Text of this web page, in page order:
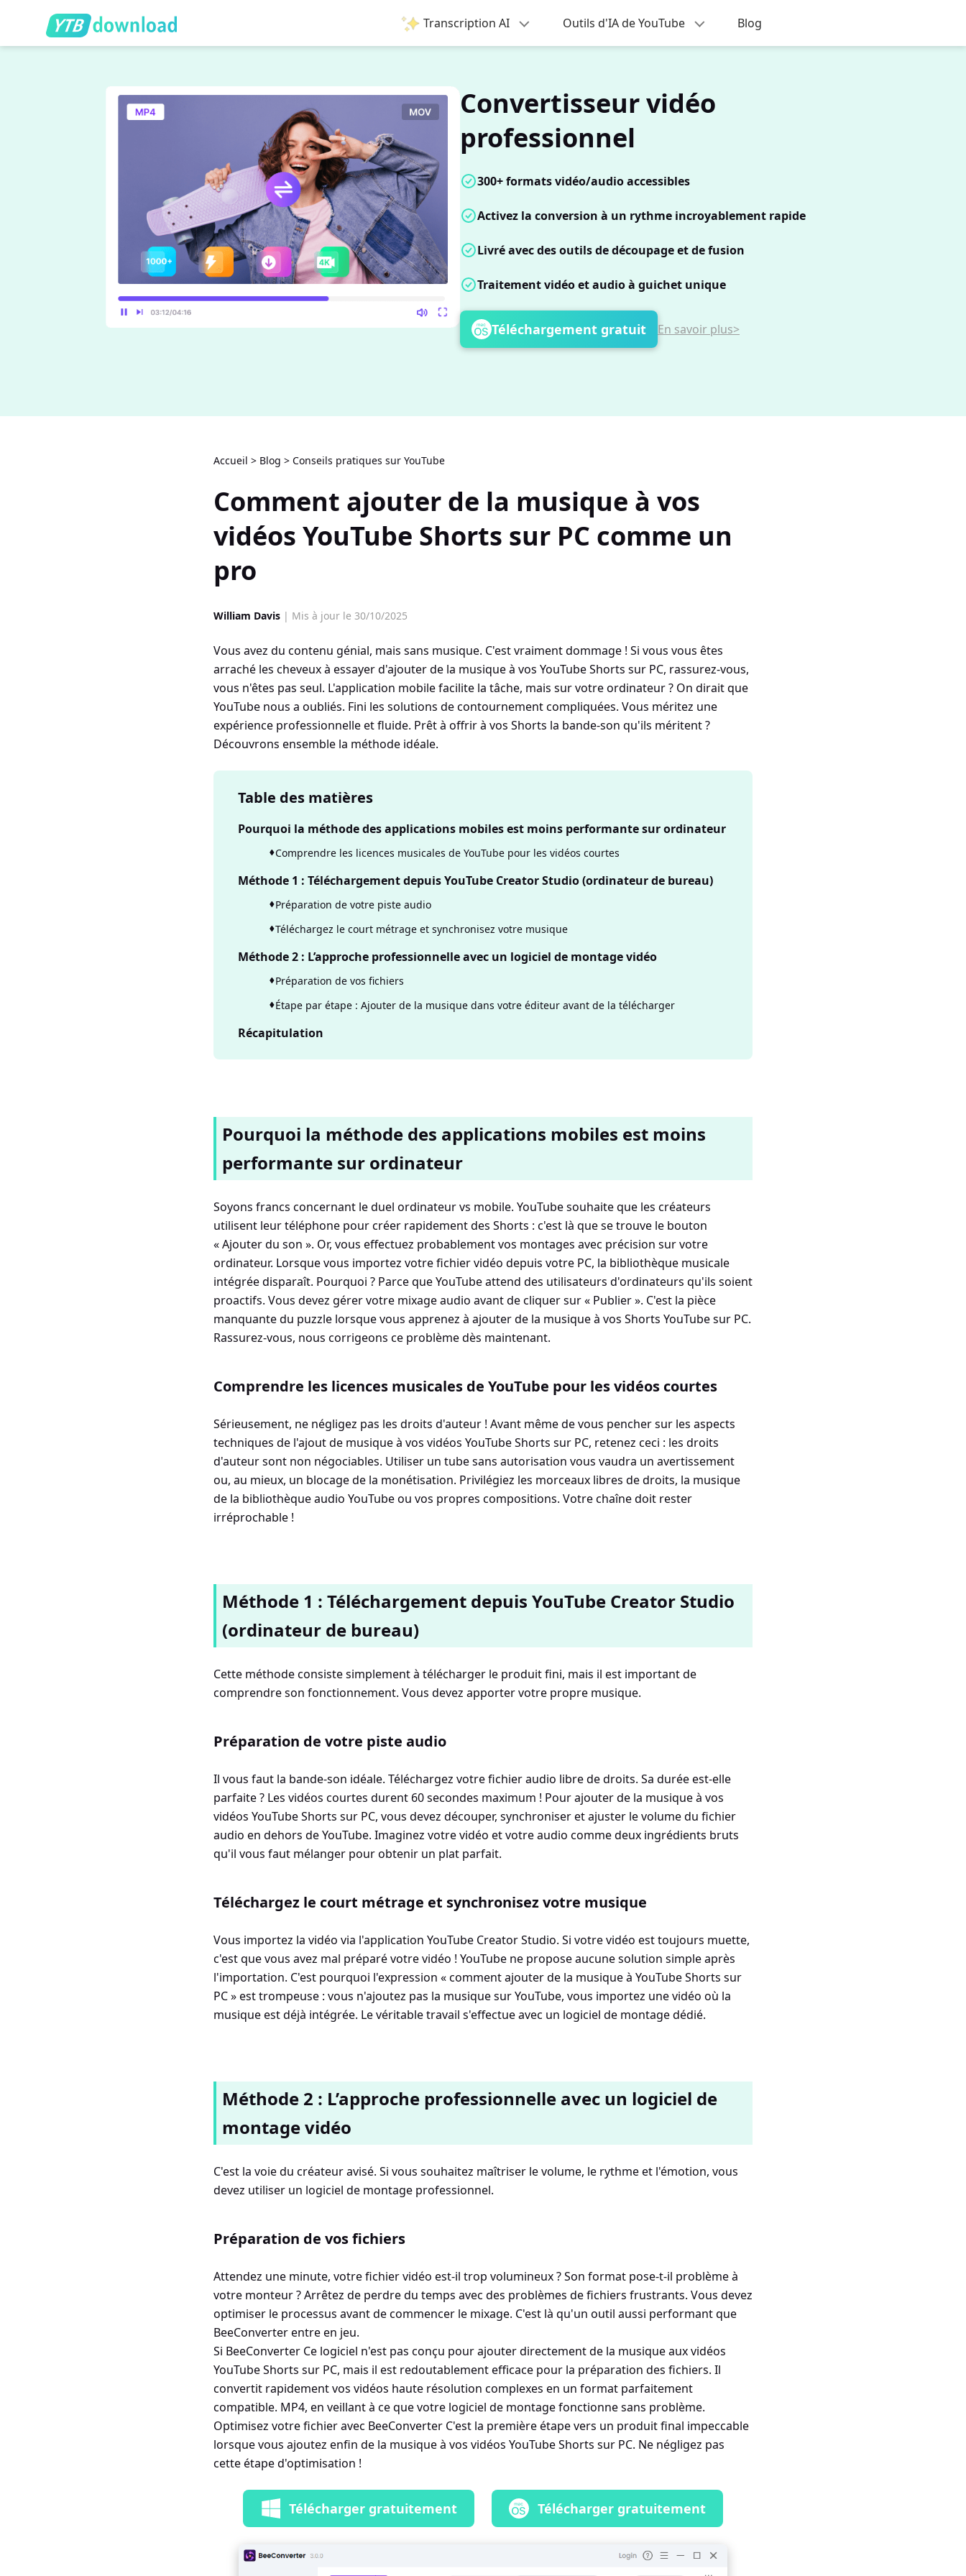
Transcription AI Outils d'IA de YouTube Blog
Convertisseur vidéo
professionnel
300+ formats vidéo/audio accessibles
Activez la conversion à un rythme incroyablement rapide
Livré avec des outils de découpage et de fusion
Traitement vidéo et audio à guichet unique
Téléchargement gratuit En savoir plus>
Accueil > Blog > Conseils pratiques sur YouTube
Comment ajouter de la musique à vos
vidéos YouTube Shorts sur PC comme un
pro
William Davis | Mis à jour le 30/10/2025
Vous avez du contenu génial, mais sans musique. C'est vraiment dommage ! Si vous vous êtes
arraché les cheveux à essayer d'ajouter de la musique à vos YouTube Shorts sur PC, rassurez-vous,
vous n'êtes pas seul. L'application mobile facilite la tâche, mais sur votre ordinateur ? On dirait que
YouTube nous a oubliés. Fini les solutions de contournement compliquées. Vous méritez une
expérience professionnelle et fluide. Prêt à offrir à vos Shorts la bande-son qu'ils méritent ?
Découvrons ensemble la méthode idéale.
Table des matières
Pourquoi la méthode des applications mobiles est moins performante sur ordinateur
Comprendre les licences musicales de YouTube pour les vidéos courtes
Méthode 1 : Téléchargement depuis YouTube Creator Studio (ordinateur de bureau)
Préparation de votre piste audio
Téléchargez le court métrage et synchronisez votre musique
Méthode 2 : L’approche professionnelle avec un logiciel de montage vidéo
Préparation de vos fichiers
Étape par étape : Ajouter de la musique dans votre éditeur avant de la télécharger
Récapitulation
Pourquoi la méthode des applications mobiles est moins
performante sur ordinateur
Soyons francs concernant le duel ordinateur vs mobile. YouTube souhaite que les créateurs
utilisent leur téléphone pour créer rapidement des Shorts : c'est là que se trouve le bouton
« Ajouter du son ». Or, vous effectuez probablement vos montages avec précision sur votre
ordinateur. Lorsque vous importez votre fichier vidéo depuis votre PC, la bibliothèque musicale
intégrée disparaît. Pourquoi ? Parce que YouTube attend des utilisateurs d'ordinateurs qu'ils soient
proactifs. Vous devez gérer votre mixage audio avant de cliquer sur « Publier ». C'est la pièce
manquante du puzzle lorsque vous apprenez à ajouter de la musique à vos Shorts YouTube sur PC.
Rassurez-vous, nous corrigeons ce problème dès maintenant.
Comprendre les licences musicales de YouTube pour les vidéos courtes
Sérieusement, ne négligez pas les droits d'auteur ! Avant même de vous pencher sur les aspects
techniques de l'ajout de musique à vos vidéos YouTube Shorts sur PC, retenez ceci : les droits
d'auteur sont non négociables. Utiliser un tube sans autorisation vous vaudra un avertissement
ou, au mieux, un blocage de la monétisation. Privilégiez les morceaux libres de droits, la musique
de la bibliothèque audio YouTube ou vos propres compositions. Votre chaîne doit rester
irréprochable !
Méthode 1 : Téléchargement depuis YouTube Creator Studio
(ordinateur de bureau)
Cette méthode consiste simplement à télécharger le produit fini, mais il est important de
comprendre son fonctionnement. Vous devez apporter votre propre musique.
Préparation de votre piste audio
Il vous faut la bande-son idéale. Téléchargez votre fichier audio libre de droits. Sa durée est-elle
parfaite ? Les vidéos courtes durent 60 secondes maximum ! Pour ajouter de la musique à vos
vidéos YouTube Shorts sur PC, vous devez découper, synchroniser et ajuster le volume du fichier
audio en dehors de YouTube. Imaginez votre vidéo et votre audio comme deux ingrédients bruts
qu'il vous faut mélanger pour obtenir un plat parfait.
Téléchargez le court métrage et synchronisez votre musique
Vous importez la vidéo via l'application YouTube Creator Studio. Si votre vidéo est toujours muette,
c'est que vous avez mal préparé votre vidéo ! YouTube ne propose aucune solution simple après
l'importation. C'est pourquoi l'expression « comment ajouter de la musique à YouTube Shorts sur
PC » est trompeuse : vous n'ajoutez pas la musique sur YouTube, vous importez une vidéo où la
musique est déjà intégrée. Le véritable travail s'effectue avec un logiciel de montage dédié.
Méthode 2 : L’approche professionnelle avec un logiciel de
montage vidéo
C'est la voie du créateur avisé. Si vous souhaitez maîtriser le volume, le rythme et l'émotion, vous
devez utiliser un logiciel de montage professionnel.
Préparation de vos fichiers
Attendez une minute, votre fichier vidéo est-il trop volumineux ? Son format pose-t-il problème à
votre monteur ? Arrêtez de perdre du temps avec des problèmes de fichiers frustrants. Vous devez
optimiser le processus avant de commencer le mixage. C'est là qu'un outil aussi performant que
BeeConverter entre en jeu.
Si BeeConverter Ce logiciel n'est pas conçu pour ajouter directement de la musique aux vidéos
YouTube Shorts sur PC, mais il est redoutablement efficace pour la préparation des fichiers. Il
convertit rapidement vos vidéos haute résolution complexes en un format parfaitement
compatible. MP4, en veillant à ce que votre logiciel de montage fonctionne sans problème.
Optimisez votre fichier avec BeeConverter C'est la première étape vers un produit final impeccable
lorsque vous ajoutez enfin de la musique à vos vidéos YouTube Shorts sur PC. Ne négligez pas
cette étape d'optimisation !
Télécharger gratuitement Télécharger gratuitement